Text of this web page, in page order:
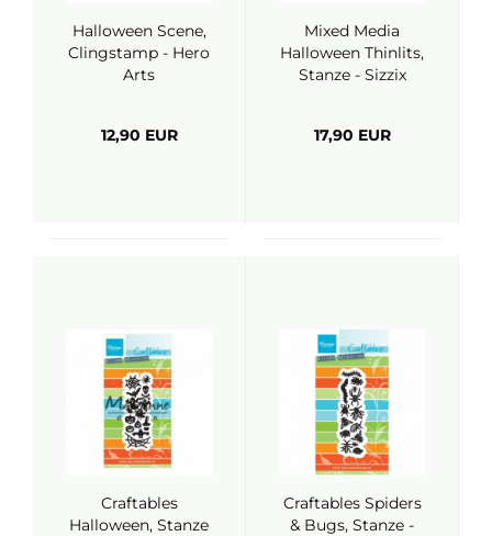
Halloween Scene,
Clingstamp - Hero
Arts
12,90 EUR
Mixed Media
Halloween Thinlits,
Stanze - Sizzix
17,90 EUR
Craftables
Halloween, Stanze
Craftables Spiders
& Bugs, Stanze -